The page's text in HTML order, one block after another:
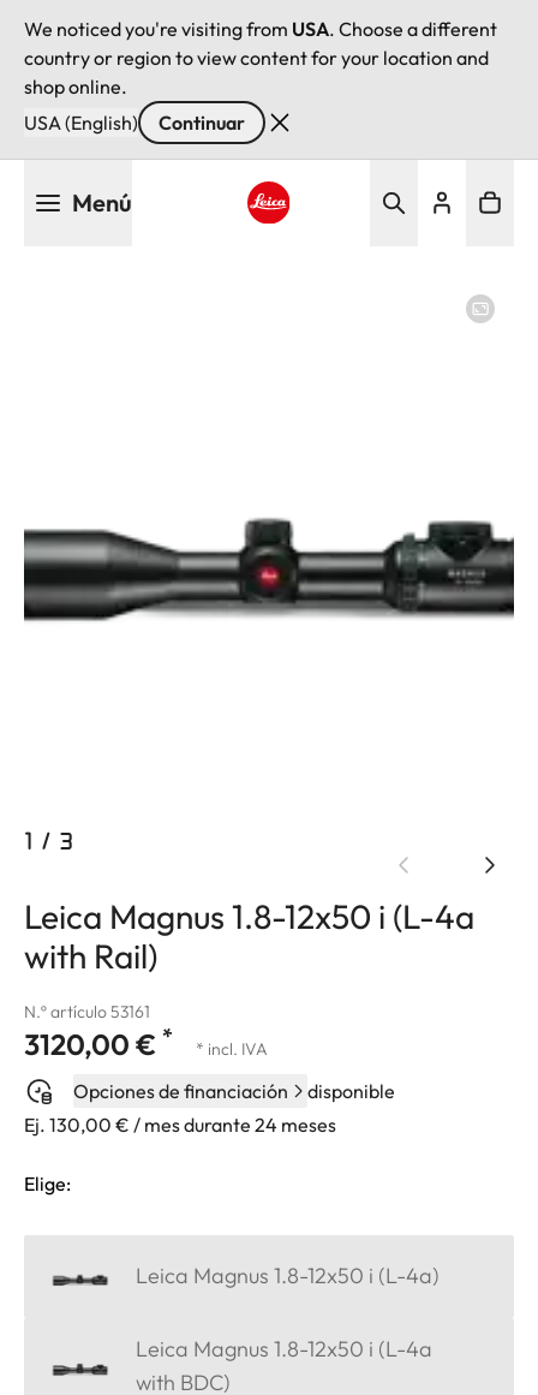
We noticed you're visiting from USA. Choose a different
country or region to view content for your location and
shop online.
USA (English)
Continuar
Menú
1 / 3
Leica Magnus 1.8-12x50 i (L-4a
with Rail)
N.º artículo 53161
3120,00 € * * incl. IVA
Opciones de financiación
disponible
Ej. 130,00 € / mes durante 24 meses
Elige:
Leica Magnus 1.8-12x50 i (L-4a)
Leica Magnus 1.8-12x50 i (L-4a
with BDC)